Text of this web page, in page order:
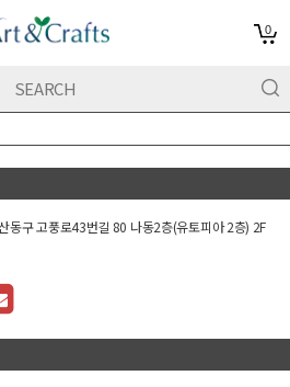
0
동구 고풍로43번길 80 나동2층(유토피아 2층) 2F